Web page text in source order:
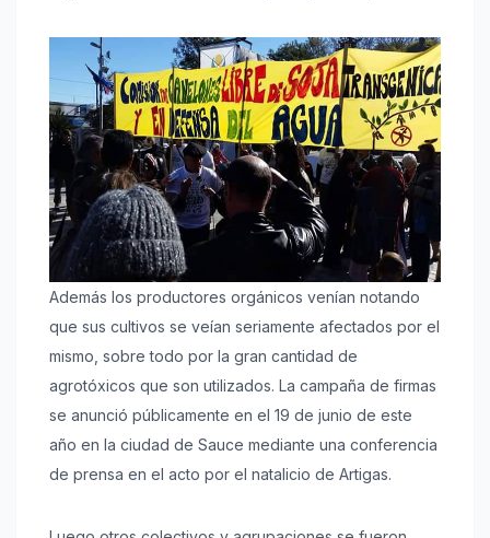
Además los productores orgánicos venían notando
que sus cultivos se veían seriamente afectados por el
mismo, sobre todo por la gran cantidad de
agrotóxicos que son utilizados. La campaña de firmas
se anunció públicamente en el 19 de junio de este
año en la ciudad de Sauce mediante una conferencia
de prensa en el acto por el natalicio de Artigas.